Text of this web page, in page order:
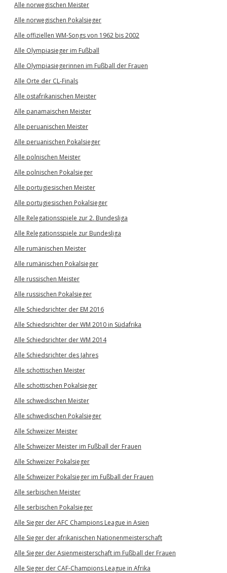
Alle norwegischen Meister
Alle norwegischen Pokalsieger
Alle offiziellen WM-Songs von 1962 bis 2002
Alle Olympiasieger im Fußball
Alle Olympiasiegerinnen im Fußball der Frauen
Alle Orte der CL-Finals
Alle ostafrikanischen Meister
Alle panamaischen Meister
Alle peruanischen Meister
Alle peruanischen Pokalsieger
Alle polnischen Meister
Alle polnischen Pokalsieger
Alle portugiesischen Meister
Alle portugiesischen Pokalsieger
Alle Relegationsspiele zur 2. Bundesliga
Alle Relegationsspiele zur Bundesliga
Alle rumänischen Meister
Alle rumänischen Pokalsieger
Alle russischen Meister
Alle russischen Pokalsieger
Alle Schiedsrichter der EM 2016
Alle Schiedsrichter der WM 2010 in Südafrika
Alle Schiedsrichter der WM 2014
Alle Schiedsrichter des Jahres
Alle schottischen Meister
Alle schottischen Pokalsieger
Alle schwedischen Meister
Alle schwedischen Pokalsieger
Alle Schweizer Meister
Alle Schweizer Meister im Fußball der Frauen
Alle Schweizer Pokalsieger
Alle Schweizer Pokalsieger im Fußball der Frauen
Alle serbischen Meister
Alle serbischen Pokalsieger
Alle Sieger der AFC Champions League in Asien
Alle Sieger der afrikanischen Nationenmeisterschaft
Alle Sieger der Asienmeisterschaft im Fußball der Frauen
Alle Sieger der CAF-Champions League in Afrika